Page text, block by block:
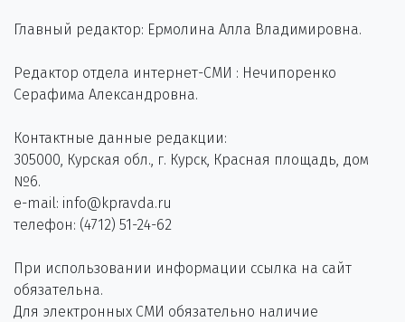
Главный редактор: Ермолина Алла Владимировна.
Редактор отдела интернет-СМИ : Нечипоренко
Серафима Александровна.
Контактные данные редакции:
305000, Курская обл., г. Курск, Красная площадь, дом
№6.
e-mail: info@kpravda.ru
телефон: (4712) 51-24-62
При использовании информации ссылка на сайт
обязательна.
Для электронных СМИ обязательно наличие